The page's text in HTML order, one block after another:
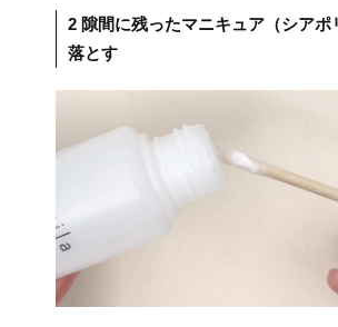
2 隙間に残ったマニキュア（シアポ
落とす